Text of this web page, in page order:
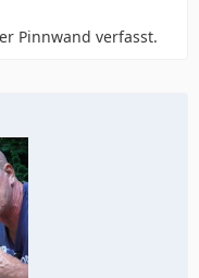
Pinnwand verfasst.